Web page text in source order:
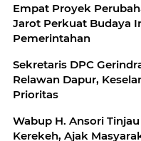
Empat Proyek
Jarot Perkuat Budaya
Pemerintahan
Sekretaris DPC
Relawan Dapur,
Prioritas
Wabup H. Ansori
Kerekeh, Ajak